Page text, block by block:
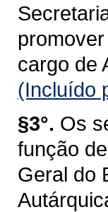
cargo de
(Incluído
§3°. Os
função
Geral do